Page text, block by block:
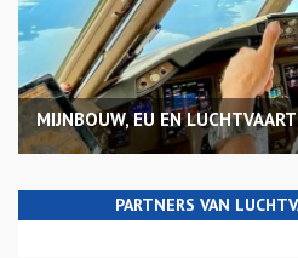
MIJNBOUW, EU EN LUCHTVAART
PARTNERS VAN